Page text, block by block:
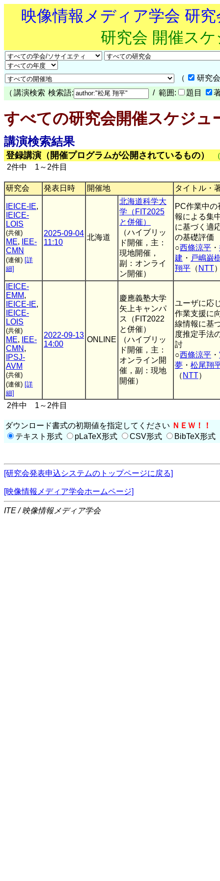
映像情報メディア学会 研
研究会 開催ス
（
研究
（ 講演検索 検索語: / 範囲: 題目
すべての研究会開催スケジュ
講演検索結果
登録講演（開催プログラムが公開されているもの）
2件中 1～2件目
研究会 発表日時 開催地 タイトル・
IEICE-IE,
IEICE-
LOIS
(共催)
ME,
IEE-
CMN
(連催) [詳
細]
2025-09-04
11:10
北海道
北海道科学大
学（FIT2025
と併催）
（ハイブリッ
ド開催，主：
現地開催，
副：オンライ
ン開催）
PC作業中の
報による集
に基づく適
の基礎評価
○西條涼平 ・
建 ・ 戸嶋巌
翔平 （ NTT
IEICE-
EMM,
IEICE-IE,
IEICE-
LOIS
(共催)
ME,
IEE-
CMN ,
IPSJ-
AVM
(共催)
(連催) [詳
細]
2022-09-13
14:00
ONLINE
慶應義塾大学
矢上キャンパ
ス（FIT2022
と併催）
（ハイブリッ
ド開催，主：
オンライン開
催，副：現地
開催）
ユーザに応
作業支援に
線情報に基
度推定手法
討
○西條涼平 ・
夢 ・ 松尾翔
（ NTT）
2件中 1～2件目
ダウンロード書式の初期値を指定してください ＮＥＷ！！
テキスト形式
pLaTeX形式 CSV形式 BibTeX形式
[研究会発表申込システムのトップページに戻る]
[映像情報メディア学会ホームページ]
ITE / 映像情報メディア学会